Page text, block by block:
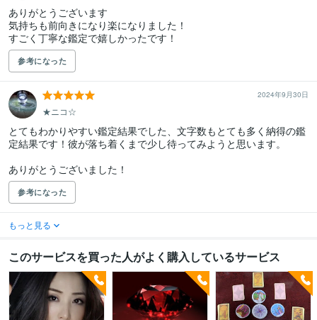
ありがとうございます
気持ちも前向きになり楽になりました！
すごく丁寧な鑑定で嬉しかったです！
参考になった
2024年9月30日
★ニコ☆
とてもわかりやすい鑑定結果でした、文字数もとても多く納得の鑑
定結果です！彼が落ち着くまで少し待ってみようと思います。
ありがとうございました！
参考になった
もっと見る
このサービスを買った人がよく購入しているサービス